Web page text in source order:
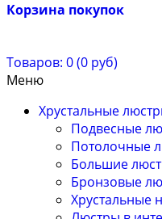
Корзина покупок
Товаров: 0 (0 руб)
Меню
Хрустальные
Подвесные
Потолочные
Большие
Бронзовые
Хрустальные